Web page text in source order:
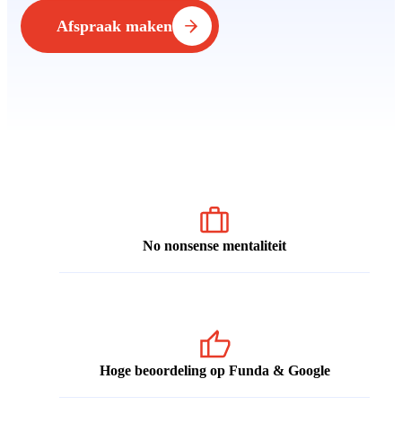
Afspraak maken
No nonsense mentaliteit
Hoge beoordeling op Funda & Google